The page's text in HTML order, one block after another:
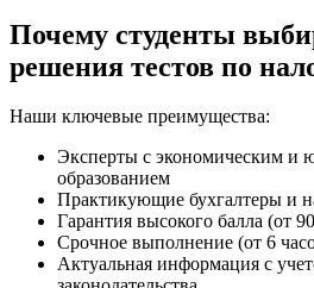
Почему студенты
решения тестов по
Наши ключевые преимущества:
Эксперты с экономическим и
образованием
Практикующие бухгалтеры и
Гарантия высокого балла (от
Срочное выполнение (от 6
Актуальная информация с